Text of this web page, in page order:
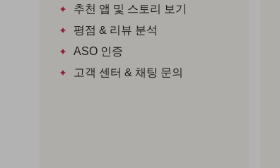
추천 앱 및 스토리 보기
평점 & 리뷰 분석
ASO 인증
고객 센터 & 채팅 문의